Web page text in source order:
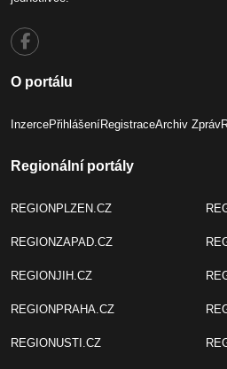
O portálu
InzercePřihlášeníRegistraceArchiv Zpráv
Regionální portály
REGIONPLZEN.CZ
REGIONZAPAD.CZ
REGIONJIH.CZ
REGIONPRAHA.CZ
REGIONUSTI.CZ